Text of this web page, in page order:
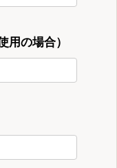
用の場合）